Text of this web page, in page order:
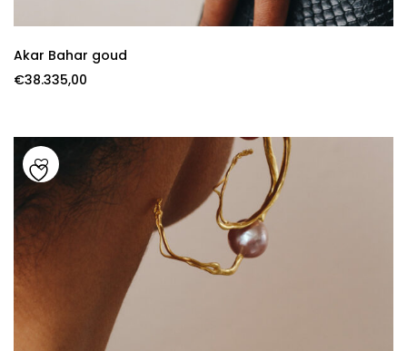
Akar Bahar goud
€38.335,00